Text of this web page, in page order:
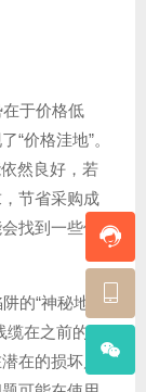
于价格低
“价格洼地”。
然良好，若
节省采购成
找到一些停
的“神秘地
在之前的使
在的损坏风